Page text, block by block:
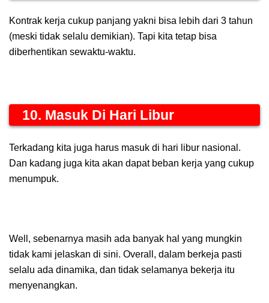
Kontrak kerja cukup panjang yakni bisa lebih dari 3 tahun
(meski tidak selalu demikian). Tapi kita tetap bisa
diberhentikan sewaktu-waktu.
10. Masuk Di Hari Libur
Terkadang kita juga harus masuk di hari libur nasional.
Dan kadang juga kita akan dapat beban kerja yang cukup
menumpuk.
Well, sebenarnya masih ada banyak hal yang mungkin
tidak kami jelaskan di sini. Overall, dalam berkeja pasti
selalu ada dinamika, dan tidak selamanya bekerja itu
menyenangkan.